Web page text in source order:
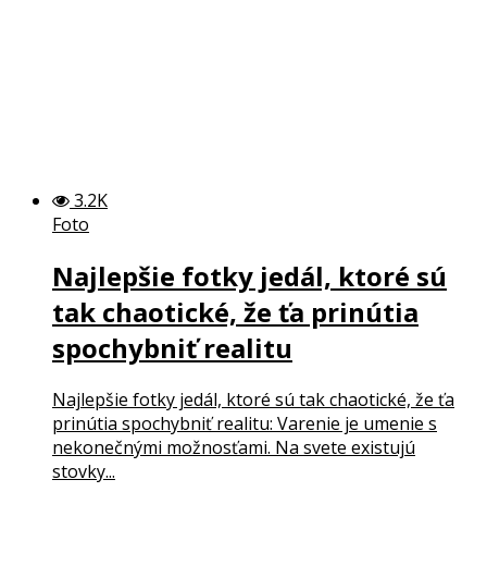
3.2K
Foto
Najlepšie fotky jedál, ktoré sú
tak chaotické, že ťa prinútia
spochybniť realitu
Najlepšie fotky jedál, ktoré sú tak chaotické, že ťa
prinútia spochybniť realitu: Varenie je umenie s
nekonečnými možnosťami. Na svete existujú
stovky...